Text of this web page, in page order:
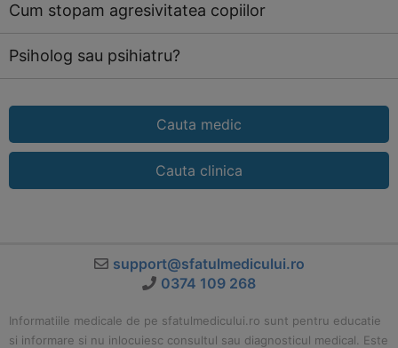
Cum stopam agresivitatea copiilor
Psiholog sau psihiatru?
Cauta medic
Cauta clinica
support@sfatulmedicului.ro
0374 109 268
Informatiile medicale de pe sfatulmedicului.ro sunt pentru educatie
si informare si nu inlocuiesc consultul sau diagnosticul medical. Este